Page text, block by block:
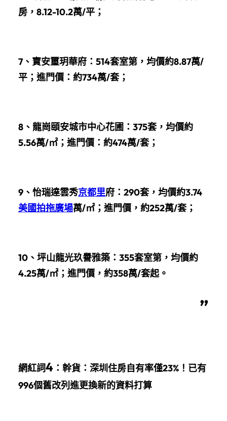
房，8.12-10.2萬/平；
7、寶安璽玥華府：514套室第，均價約8.87萬/
平；進門價：約734萬/套；
8、龍崗頤安城市中心花圃：375套，均價約
5.56萬/㎡；進門價：約474萬/套；
9、怡瑞達雲秀京都里府：290套，均價約3.74
美國拍拖廣場萬/㎡；進門價，約252萬/套；
10、坪山龍光玖譽雅築：355套室第，均價約
4.25萬/㎡；進門價，約358萬/套起。
”
網紅詞4 ： 幹貨：深圳住房自有率僅23%！已有
996個舊改列進更換新的資料打算